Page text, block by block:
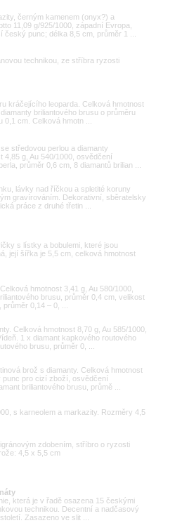
černým kamenem (onyx?) a
11,09 g/925/1000, západní Evropa,
punc; délka 8,5 cm, průměr 1 ...
technikou, ze stříbra ryzosti
kráčejícího leoparda. Celková hmotnost
briliantového brusu o průměru
cm. Celková hmotn ...
středovou perlou a diamanty
4,85 g, Au 540/1000, osvědčení
průměr 0,6 cm, 8 diamantů brilian ...
lávky nad říčkou a spletité koruny
gravírováním. Dekorativní, sběratelsky
práce z druhé třetin ...
s lístky a bobulemi, které jsou
její šířka je 5,5 cm, celková hmotnost
hmotnost 3,41 g, Au 580/1000,
brusu, průměr 0,4 cm, velikost
0,14 – 0, ...
Celková hmotnost 8,70 g, Au 585/1000,
1 x diamant kapkového routového
brusu, průměr 0, ...
brož s diamanty. Celková hmotnost
punc pro cizí zboží, osvědčení
briliantového brusu, průmě ...
s karneolem a markazity. Rozměry 4,5
zdobením, stříbro o ryzosti
4,5 x 5,5 cm
která je v řadě osazena 15 českými
technikou. Decentní a nadčasový
Zasazeno ve slit ...